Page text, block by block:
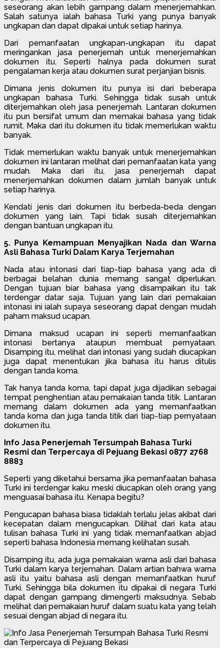
seseorang akan lebih gampang dalam menerjemahkan.
Salah satunya ialah bahasa Turki yang punya banyak
ungkapan dan dapat dipakai untuk setiap harinya.
Dari pemanfaatan ungkapan-ungkapan itu dapat
meringankan jasa penerjemah untuk menerjemahkan
dokumen itu. Seperti halnya pada dokumen surat
pengalaman kerja atau dokumen surat perjanjian bisnis.
Dimana jenis dokumen itu punya isi dari beberapa
ungkapan bahasa Turki. Sehingga tidak susah untuk
diterjemahkan oleh jasa penerjemah. Lantaran dokumen
itu pun bersifat umum dan memakai bahasa yang tidak
rumit. Maka dari itu dokumen itu tidak memerlukan waktu
banyak.
Tidak memerlukan waktu banyak untuk menerjemahkan
dokumen ini lantaran melihat dari pemanfaatan kata yang
mudah. Maka dari itu, jasa penerjemah dapat
menerjemahkan dokumen dalam jumlah banyak untuk
setiap harinya.
Kendati jenis dari dokumen itu berbeda-beda dengan
dokumen yang lain. Tapi tidak susah diterjemahkan
dengan bantuan ungkapan itu.
5. Punya Kemampuan Menyajikan Nada dan Warna
Asli Bahasa Turki Dalam Karya Terjemahan
Nada atau intonasi dari tiap-tiap bahasa yang ada di
berbagai belahan dunia memang sangat diperlukan.
Dengan tujuan biar bahasa yang disampaikan itu tak
terdengar datar saja. Tujuan yang lain dari pemakaian
intonasi ini ialah supaya seseorang dapat dengan mudah
paham maksud ucapan.
Dimana maksud ucapan ini seperti memanfaatkan
intonasi bertanya ataupun membuat pernyataan.
Disamping itu, melihat dari intonasi yang sudah diucapkan
juga dapat menentukan jika bahasa itu harus ditulis
dengan tanda koma.
Tak hanya tanda koma, tapi dapat juga dijadikan sebagai
tempat penghentian atau pemakaian tanda titik. Lantaran
memang dalam dokumen ada yang memanfaatkan
tanda koma dan juga tanda titik dari tiap-tiap pernyataan
dokumen itu.
Info Jasa Penerjemah Tersumpah Bahasa Turki
Resmi dan Terpercaya di Pejuang Bekasi 0877 2768
8883
Seperti yang diketahui bersama jika pemanfaatan bahasa
Turki ini terdengar kaku meski diucapkan oleh orang yang
menguasai bahasa itu. Kenapa begitu?
Pengucapan bahasa biasa tidaklah terlalu jelas akibat dari
kecepatan dalam mengucapkan. Dilihat dari kata atau
tulisan bahasa Turki ini yang tidak memanfaatkan abjad
seperti bahasa Indonesia memang kelihatan susah.
Disamping itu, ada juga pemakaian warna asli dari bahasa
Turki dalam karya terjemahan. Dalam artian bahwa warna
asli itu yaitu bahasa asli dengan memanfaatkan huruf
Turki. Sehingga bila dokumen itu dipakai di negara Turki
dapat dengan gampang dimengerti maksudnya. Sebab
melihat dari pemakaian huruf dalam suatu kata yang telah
sesuai dengan abjad di negara itu.